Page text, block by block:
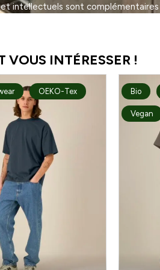
intellectuels sont
VOUS INTÉRESSER !
OEKO-Tex Bio
Vegan